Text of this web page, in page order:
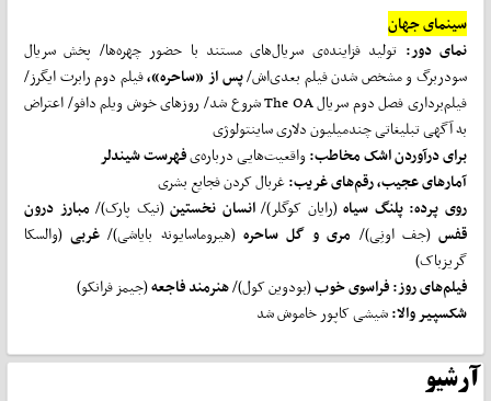
سینمای جهان
نمای دور: تولید فزاینده‌ی سریال‌های مستند با حضور چهره‌ها/ پخش سریال
سودربرگ و مشخص شدن فیلم بعدی‌اش/پس از «ساحره»،فیلم دوم رابرت ایگرز/
فیلم‌برداری فصل دوم سریال The OA شروع شد/ روزهای خوش ویلم دافو/ اعتراض
به آگهی تبلیغاتی چندمیلیون دلاری ساینتولوژی
برای درآوردن اشک مخاطب:واقعیت‌هایی درباره‌یفهرست شیندلر
آمارهای عجیب، رقمهای غریب:غربال کردن فجایع بشری
روی پرده: پلنگ سیاه(رایان کوگلر)/ انسان نخستین(نیک پارک)/ مبارز درون
قفس(جف اونِی)/ مری و گل ساحره(هیروماسایونه بایاشی)/ غربی(والسکا
گریزباک)
فیلمهای روز: فراسوی خوب(بودوین کول)/هنرمند فاجعه(جیمز فرانکو)
شکسپیر والا:شیشی کاپور خاموش شد
آرشیو